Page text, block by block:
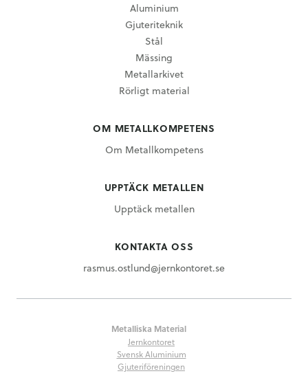
Aluminium
Gjuteriteknik
Stål
Mässing
Metallarkivet
Rörligt material
OM METALLKOMPETENS
Om Metallkompetens
UPPTÄCK METALLEN
Upptäck metallen
KONTAKTA OSS
rasmus.ostlund@jernkontoret.se
Metalliska Material
Jernkontoret
Svensk Aluminium
Gjuteriföreningen